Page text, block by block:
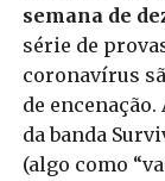
semana de
série de
coronavírus
de
da banda
(algo como